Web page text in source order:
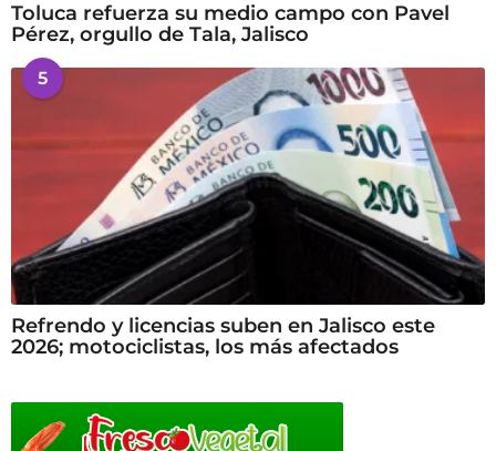
Toluca refuerza su medio campo con Pavel
Pérez, orgullo de Tala, Jalisco
5
Refrendo y licencias suben en Jalisco este
2026; motociclistas, los más afectados